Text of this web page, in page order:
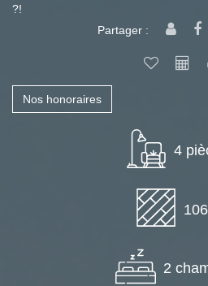
?!
Partager :
Nos honoraires
4
2